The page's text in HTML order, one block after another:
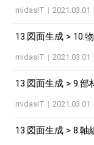
midasIT | 2021.03.01
13.図面生成 > 10.
midasIT | 2021.03.01
13.図面生成 > 9.
midasIT | 2021.03.01
13.図面生成 > 8.